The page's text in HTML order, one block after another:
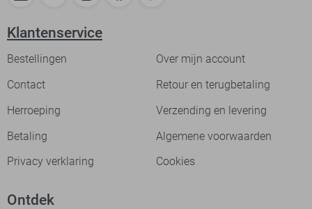
Klantenservice
Bestellingen
Over mijn account
Contact
Retour en terugbetaling
Herroeping
Verzending en levering
Betaling
Algemene voorwaarden
Privacy verklaring
Cookies
Ontdek